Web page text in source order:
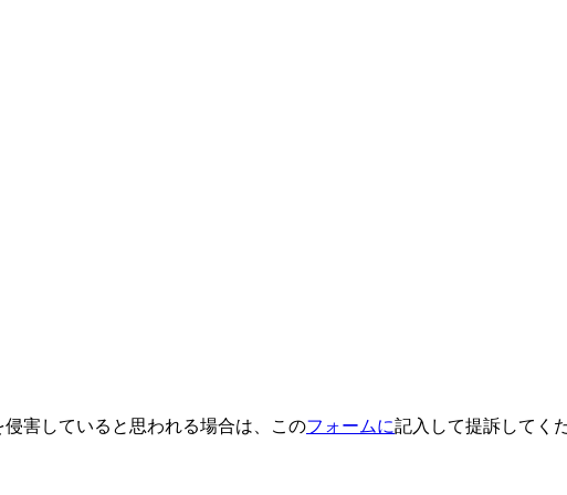
害していると思われる場合は、このフォームに記入して提訴してく